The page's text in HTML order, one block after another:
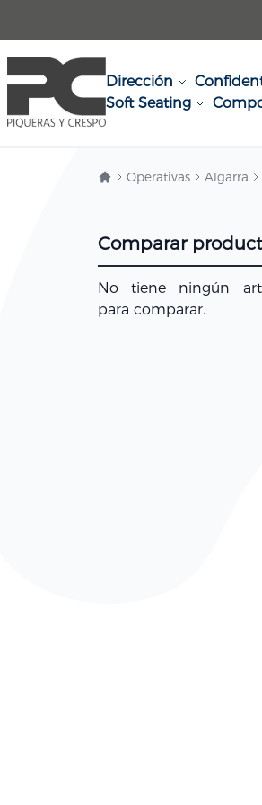
Dirección
Soft Seating
Operativas Algarra
Comparar
No tiene ningún
para comparar.